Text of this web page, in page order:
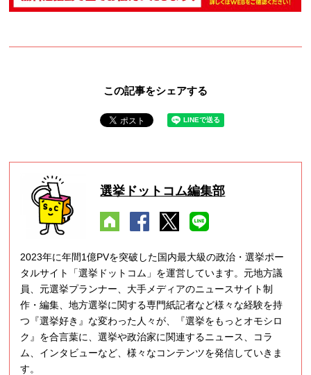
この記事をシェアする
選挙ドットコム編集部
2023年に年間1億PVを突破した国内最大級の政治・選挙ポー
タルサイト「選挙ドットコム」を運営しています。元地方議
員、元選挙プランナー、大手メディアのニュースサイト制
作・編集、地方選挙に関する専門紙記者など様々な経験を持
つ『選挙好き』な変わった人々が、『選挙をもっとオモシロ
ク』を合言葉に、選挙や政治家に関連するニュース、コラ
ム、インタビューなど、様々なコンテンツを発信していきま
す。